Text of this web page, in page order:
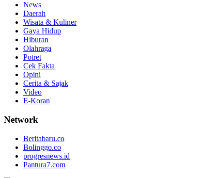
News
Daerah
Wisata & Kuliner
Gaya Hidup
Hiburan
Olahraga
Potret
Cek Fakta
Opini
Cerita & Sajak
Video
E-Koran
Network
Beritabaru.co
Bolinggo.co
progresnews.id
Pantura7.com